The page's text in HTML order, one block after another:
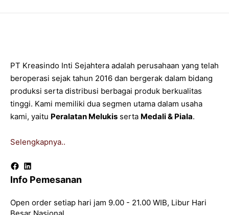
PT Kreasindo Inti Sejahtera adalah perusahaan yang telah
beroperasi sejak tahun 2016 dan bergerak dalam bidang
produksi serta distribusi berbagai produk berkualitas
tinggi. Kami memiliki dua segmen utama dalam usaha
kami, yaitu Peralatan Melukis serta Medali & Piala.
Selengkapnya..
Facebook
LinkedIn
Info Pemesanan
Open order setiap hari jam 9.00 - 21.00 WIB, Libur Hari
Besar Nasional